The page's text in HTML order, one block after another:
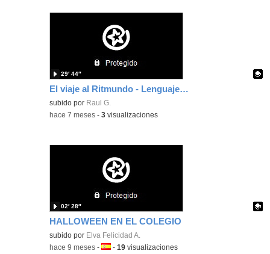
El viaje al Ritmundo - Lenguaje y Cultura Musical - Curso 2012-13
Contenido educativo.
subido por Raul G.
29′ 44″
-hace 7 meses -3 visualizaciones
HALLOWEEN EN EL COLEGIO
Contenido educativo.
subido por Elva Felicidad A.
02′ 28″
-hace 9 meses -Idioma:
-19 visualizaciones